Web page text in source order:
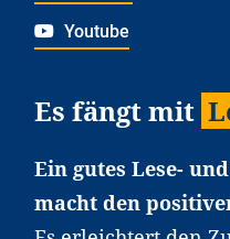
Youtube
Es fängt mit
Ein gutes Lese-
macht den